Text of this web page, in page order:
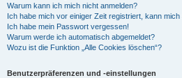
Warum kann ich mich nicht anmelden?
Ich habe mich vor einiger Zeit registriert, kann
Ich habe mein Passwort vergessen!
Warum werde ich automatisch abgemeldet?
Wozu ist die Funktion „Alle Cookies löschen“?
Benutzerpräferenzen und -einstellungen